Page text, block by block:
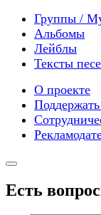
Группы /
Альбомы
Лейблы
Тексты
О проекте
Есть